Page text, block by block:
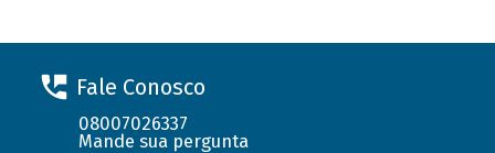
Fale Conosco
08007026337
Mande sua pergunta